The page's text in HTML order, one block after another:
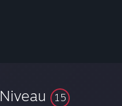
Niveau 15